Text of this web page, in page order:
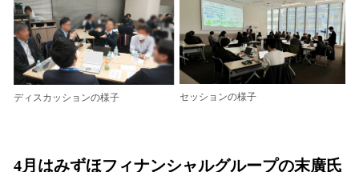
ディスカッションの様子 セッションの様子
4月はみずほフィナンシャルグループの末廣氏